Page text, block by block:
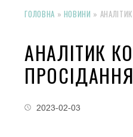
ГОЛОВНА » НОВИНИ »
АНАЛІТИК
2023-02-03